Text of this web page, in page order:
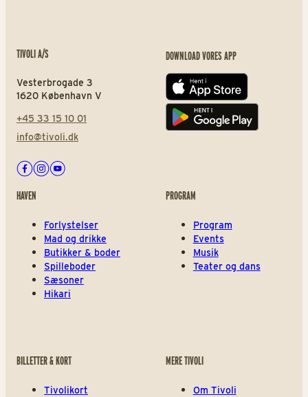
TIVOLI A/S
Vesterbrogade 3
1620 København V
+45 33 15 10 01
info@tivoli.dk
Facebook
Instagram
Youtube
DOWNLOAD VORES APP
App store
Play store
HAVEN
Forlystelser
Mad og drikke
Butikker & boder
Spilleboder
Sæsoner
Hikari
PROGRAM
Program
Events
Musik
Teater og dans
BILLETTER & KORT
Tivolikort
MERE TIVOLI
Om Tivoli